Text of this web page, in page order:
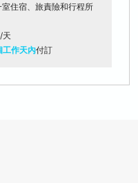
住宿、旅責險和行程所
天
工作天內付訂